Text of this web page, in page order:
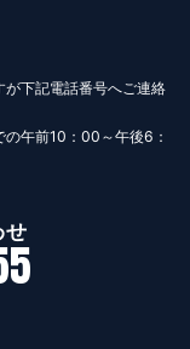
が下記電話番号へご連絡
午前10：00～午後6：
せ